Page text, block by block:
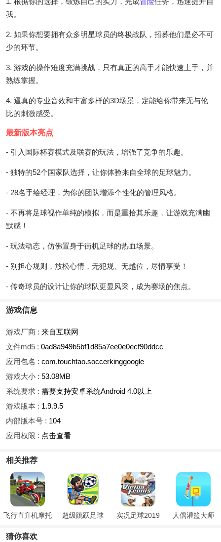
我。
2. 如果你想要拥有众多明星球员的终极战队，招募他们是必不可
少的环节。
3. 游戏的操作难度充满挑战，只有真正的高手才能快速上手，并
熟练掌握。
4. 逼真的专业音效和丰富多样的3D场景，定能给你带来无与伦
比的刺激感受。
最新版本亮点
- 引入国际杯赛模式及联赛的玩法，增强了竞争的乐趣。
- 独特的52个国家队选择，让你体验来自全球的足球魅力。
- 28名手绘经理，为你的团队增添个性化的管理风格。
- 不再将足球视作单纯的模拟，而是重拾其乐趣，让游戏充满幽
默感！
- 玩法动态，仿佛置身于街机足球的热血场景。
- 别担心规则，放松心情，无犯规、无越位，尽情享受！
- 传奇球员的设计让你的球队更显风采，成为赛场的焦点。
游戏信息
游戏厂商 : 来自互联网
文件md5 : 0ad8a949b5bf1d85a7ee0e0ecf90ddcc
应用包名 : com.touchtao.soccerkinggoogle
游戏大小 : 53.08MB
系统要求 : 需要支持安卓系统Android 4.0以上
游戏版本 : 1.9.9.5
内部版本号 : 104
应用权限 : 点击查看
相关推荐
飞行直升机摩托
超级跳跃足球 实况足球2019 人偶灌篮大师
猜你喜欢